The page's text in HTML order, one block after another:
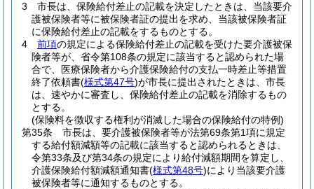
3
市長は、保険給付差止の記載を決定したときは、当該要介
護被保険者等に被保険者証の提出を求め、当該被保険者証
に保険給付差止の記載をするものとする。
4
前項の規定による保険給付差止の記載を受けた要介護被保
険者等が、省令第108条の規定に該当すると認められた場
合で、医療保険者から介護保険給付の支払一時差止等措置
終了依頼書(様式第47号)が市長に提出されたときは、市長
は、速やかに審査し、保険給付差止の記載を消除するもの
とする。
(保険料を徴収する権利が消滅した場合の保険給付の特例)
第35条
市長は、要介護被保険者等が法第69条第1項に規定
する給付額減額等の記載に該当すると認められるときは、
令第33条及び第34条の規定により給付減額期間を算定し、
介護保険給付額減額通知書(様式第48号)により当該要介護
被保険者等に通知するものとする。